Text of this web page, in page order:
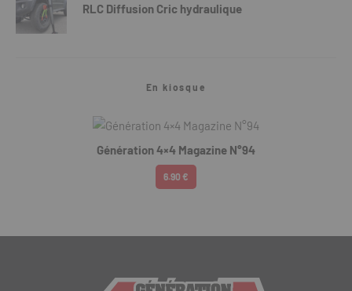
RLC Diffusion Cric hydraulique
En kiosque
Génération 4×4 Magazine N°94
6.90 €